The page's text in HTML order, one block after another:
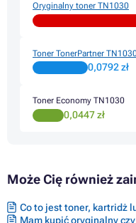
Tonery BROTHER HL-1210W
Tonery BROTHER HL-1210WE
Tonery BROTHER HL-
Tonery BROTHER MFC-1810E
Oryginalny toner TN1030
Toner TonerPartner
0,0792 zł
Toner Economy TN1030
0,0447 zł
Może Cię również
Co to jest toner, kartridż
Mam kupić oryginalny